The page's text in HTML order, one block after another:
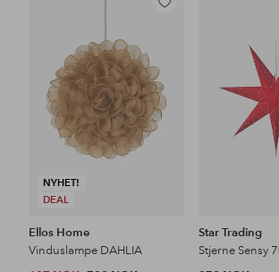
NYHET!
DEAL
Legg
Ellos Home
Vinduslampe DAHLIA
Star Trading
Stjerne Sensy